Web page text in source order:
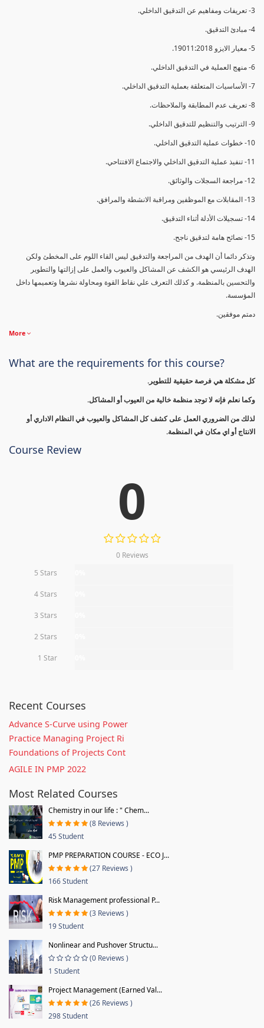
3- تعريفات ومفاهيم عن التدقيق الداخلي.
4- مبادئ التدقيق.
5- معيار الايزو 19011:2018.
6- منهج العملية في التدقيق الداخلي.
7- الأساسيات المتعلقة بعملية التدقيق الداخلي.
8- تعريف عدم المطابقة والملاحظات.
9- الترتيب والتنظيم للتدقيق الداخلي.
10- خطوات عملية التدقيق الداخلي.
11- تنفيذ عملية التدقيق الداخلي والاجتماع الافتتاحي.
12- مراجعة السجلات والوثائق.
13- المقابلات مع الموظفين ومراقبة الانشطة والمرافق.
14- تسجيلات الأدلة أثناء التدقيق.
15- نصائح هامة لتدقيق ناجح.
وتذكر دائما أن الهدف من المراجعة والتدقيق ليس القاء اللوم على المخطئ ولكن
الهدف الرئيسي هو الكشف عن المشاكل والعيوب والعمل على إزالتها والتطوير
والتحسين بالمنظمة. و كذلك التعرف علي نقاط القوة ومحاولة نشرها وتعميمها داخل
المؤسسة.
دمتم موفقين.
More
What are the requirements for this course?
كل مشكلة هي فرصة حقيقية للتطوير.
وكما نعلم فإنه لا توجد منظمة خالية من العيوب أو المشاكل.
لذلك من الضروري العمل على كشف كل المشاكل والعيوب في النظام الاداري أو
الانتاج أو اي مكان في المنظمة.
Course Review
0
0 Reviews
5 Stars
4 Stars
3 Stars
2 Stars
1 Star
Recent Courses
Advance S-Curve using Power
Practice Managing Project Ri
Foundations of Projects Cont
AGILE IN PMP 2022
Most Related Courses
Chemistry in our life : " Chem...
(8 Reviews )
45 Student
PMP PREPARATION COURSE - ECO J...
(27 Reviews )
166 Student
Risk Management professional P...
(3 Reviews )
19 Student
Nonlinear and Pushover Structu...
(0 Reviews )
1 Student
Project Management (Earned Val...
(26 Reviews )
298 Student